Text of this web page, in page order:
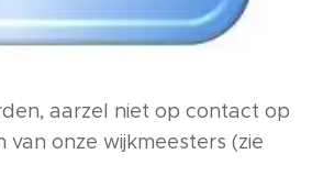
aarzel niet op contact op
van onze wijkmeesters (zie